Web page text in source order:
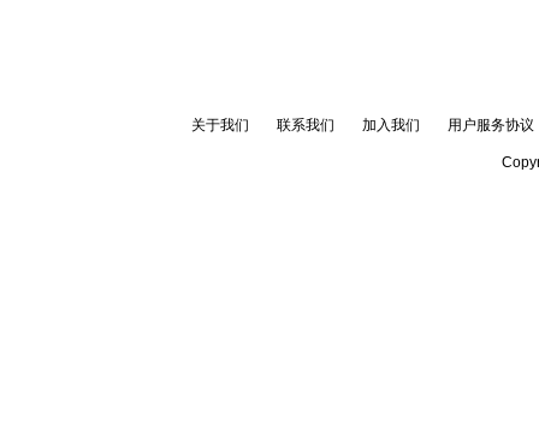
关于我们 联系我们 加入我们 用户服务协议